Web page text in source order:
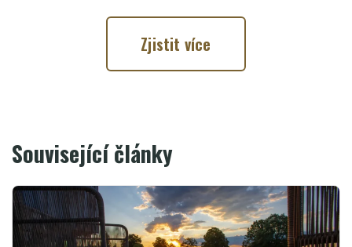
Zjistit více
Související články